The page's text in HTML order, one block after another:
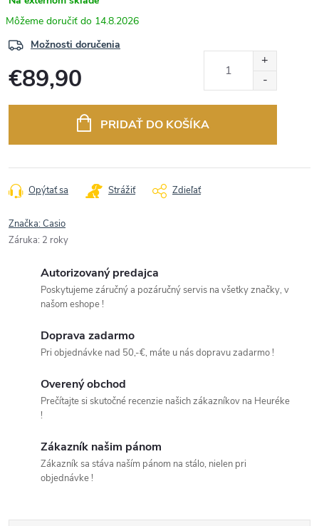
14.8.2026
Možnosti doručenia
€89,90
PRIDAŤ DO KOŠÍKA
Opýtať sa Strážiť Zdieľať
Značka:Casio
Záruka: 2 roky
Autorizovaný predajca
Poskytujeme záručný a pozáručný servis na všetky značky, v
našom eshope !
Doprava zadarmo
Pri objednávke nad 50,-€, máte u nás dopravu zadarmo !
Overený obchod
Prečítajte si skutočné recenzie našich zákazníkov na Heuréke
!
Zákazník našim pánom
Zákazník sa stáva naším pánom na stálo, nielen pri
objednávke !